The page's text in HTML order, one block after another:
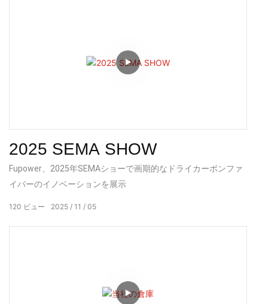
2025 SEMA SHOW
Fupower、2025年SEMAショーで画期的なドライカーボンファ
イバーのイノベーションを展示
2025 11 05
120 ビュー